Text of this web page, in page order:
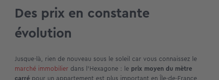
Des prix en constante
évolution
Jusque-là, rien de nouveau sous le soleil car vous connaissez le
marché immobilier dans l’Hexagone : le prix moyen du mètre